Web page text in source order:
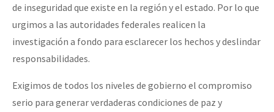
de inseguridad que existe en la región y el estado. Por lo que
urgimos a las autoridades federales realicen la
investigación a fondo para esclarecer los hechos y deslindar
responsabilidades.
Exigimos de todos los niveles de gobierno el compromiso
serio para generar verdaderas condiciones de paz y